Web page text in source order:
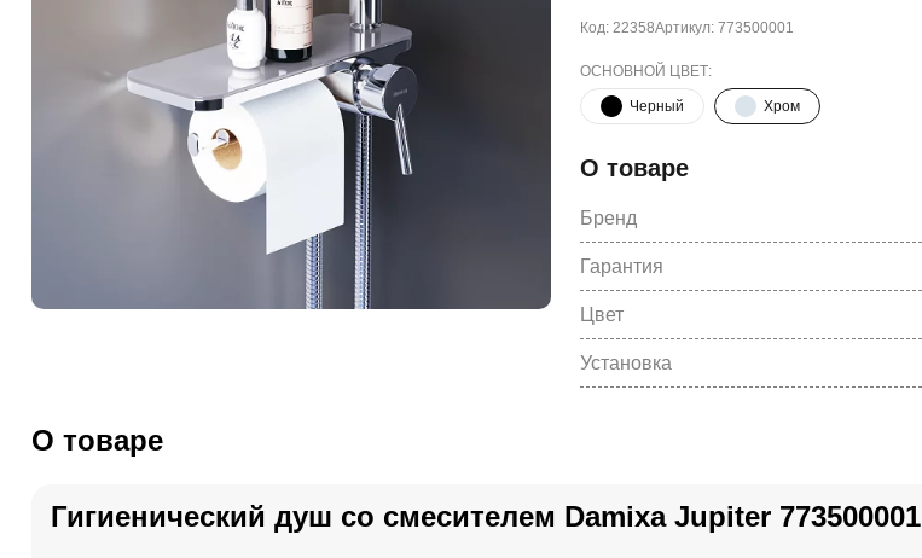
Код: 22358Артикул: 773500001
ОСНОВНОЙ ЦВЕТ:
Черный Хром
О товаре
Бренд
Гарантия
Цвет
Установка
О товаре
Гигиенический душ со смесителем Damixa Jupiter 773500001